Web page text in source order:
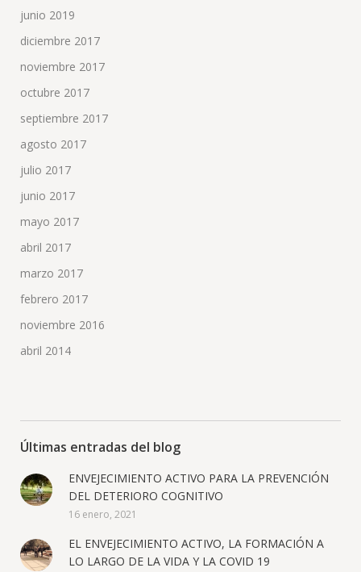
junio 2019
diciembre 2017
noviembre 2017
octubre 2017
septiembre 2017
agosto 2017
julio 2017
junio 2017
mayo 2017
abril 2017
marzo 2017
febrero 2017
noviembre 2016
abril 2014
Últimas entradas del blog
ENVEJECIMIENTO ACTIVO PARA LA PREVENCIÓN
DEL DETERIORO COGNITIVO
16 enero, 2021
EL ENVEJECIMIENTO ACTIVO, LA FORMACIÓN A
LO LARGO DE LA VIDA Y LA COVID 19